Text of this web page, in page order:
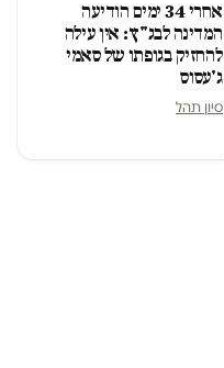
אחרי 34 ימים הודיעה
המדינה לבג"ץ: אין עילה
להחזיק בגופתו של סאמי
ג'עסוס
סיון תהל